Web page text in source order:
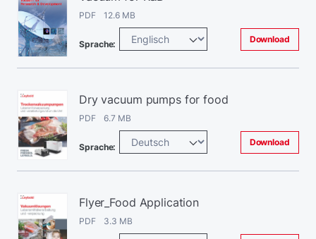
PDF 12.6 MB
Sprache: Download
Dry vacuum pumps for food
PDF 6.7 MB
Sprache: Download
Flyer_Food Application
PDF 3.3 MB